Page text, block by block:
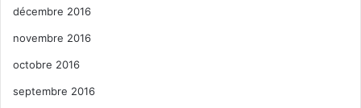
décembre 2016
novembre 2016
octobre 2016
septembre 2016